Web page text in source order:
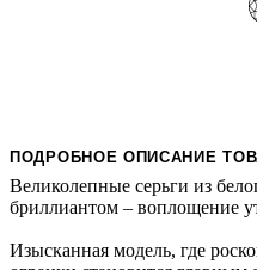
ПОДРОБНОЕ ОПИСАНИЕ
Великолепные серьги из
бриллиантом – воплощение
Изысканная модель, где